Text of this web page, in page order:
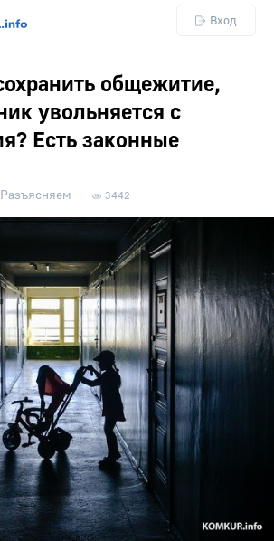
Вход
общежитие,
увольняется с
Есть законные
Разъясняем 3442